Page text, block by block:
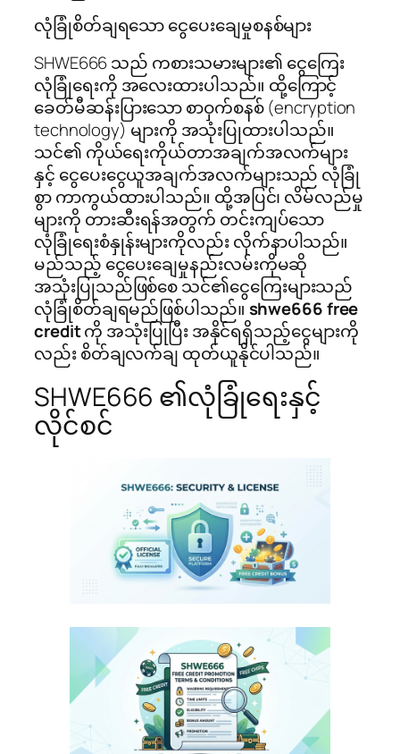
လုံခြုံစိတ်ချရသော ငွေပေးချေမှုစနစ်များ
SHWE666 သည် ကစားသမားများ၏ ငွေကြေး
လုံခြုံရေးကို အလေးထားပါသည်။ ထို့ကြောင့်
ခေတ်မီဆန်းပြားသော စာဝှက်စနစ် (encryption
technology) များကို အသုံးပြုထားပါသည်။
သင်၏ ကိုယ်ရေးကိုယ်တာအချက်အလက်များ
နှင့် ငွေပေးငွေယူအချက်အလက်များသည် လုံခြုံ
စွာ ကာကွယ်ထားပါသည်။ ထို့အပြင်၊ လိမ်လည်မှု
များကို တားဆီးရန်အတွက် တင်းကျပ်သော
လုံခြုံရေးစံနှုန်းများကိုလည်း လိုက်နာပါသည်။
မည်သည့် ငွေပေးချေမှုနည်းလမ်းကိုမဆို
အသုံးပြုသည်ဖြစ်စေ သင်၏ငွေကြေးများသည်
လုံခြုံစိတ်ချရမည်ဖြစ်ပါသည်။ shwe666 free
creditကို အသုံးပြုပြီး အနိုင်ရရှိသည့်ငွေများကို
လည်း စိတ်ချလက်ချ ထုတ်ယူနိုင်ပါသည်။
SHWE666 ၏လုံခြုံရေးနှင့်
လိုင်စင်